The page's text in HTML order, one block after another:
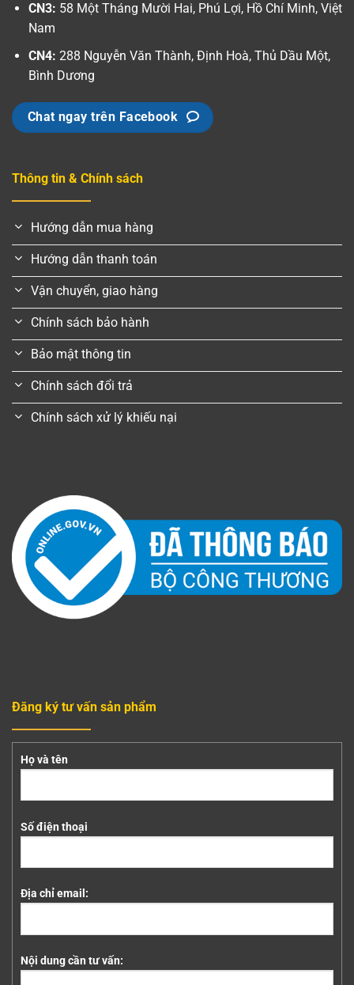
CN3: 58 Một Tháng Mười Hai, Phú Lợi, Hồ Chí Minh, Việt
Nam
CN4: 288 Nguyễn Văn Thành, Định Hoà, Thủ Dầu Một,
Bình Dương
Chat ngay trên Facebook
Thông tin & Chính sách
Hướng dẫn mua hàng
Hướng dẫn thanh toán
Vận chuyển, giao hàng
Chính sách bảo hành
Bảo mật thông tin
Chính sách đổi trả
Chính sách xử lý khiếu nại
Đăng ký tư vấn sản phẩm
Họ và tên
Số điện thoại
Địa chỉ email:
Nội dung cần tư vấn: